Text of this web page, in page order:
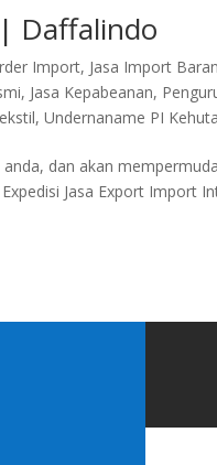
Daffalindo
Import, Jasa Import
, Jasa Kepabeanan,
,Undernaname PI
dan akan
Jasa Export Import